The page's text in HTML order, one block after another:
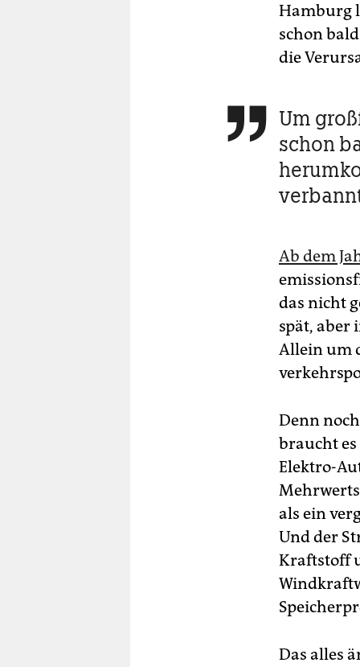
Hamburg
schon
die
 Um
schon
Ab dem
das nicht
spät, aber
Allein um
Denn
braucht
Elek­tro-
als ein
Und der
Kraftstoff
Das alles